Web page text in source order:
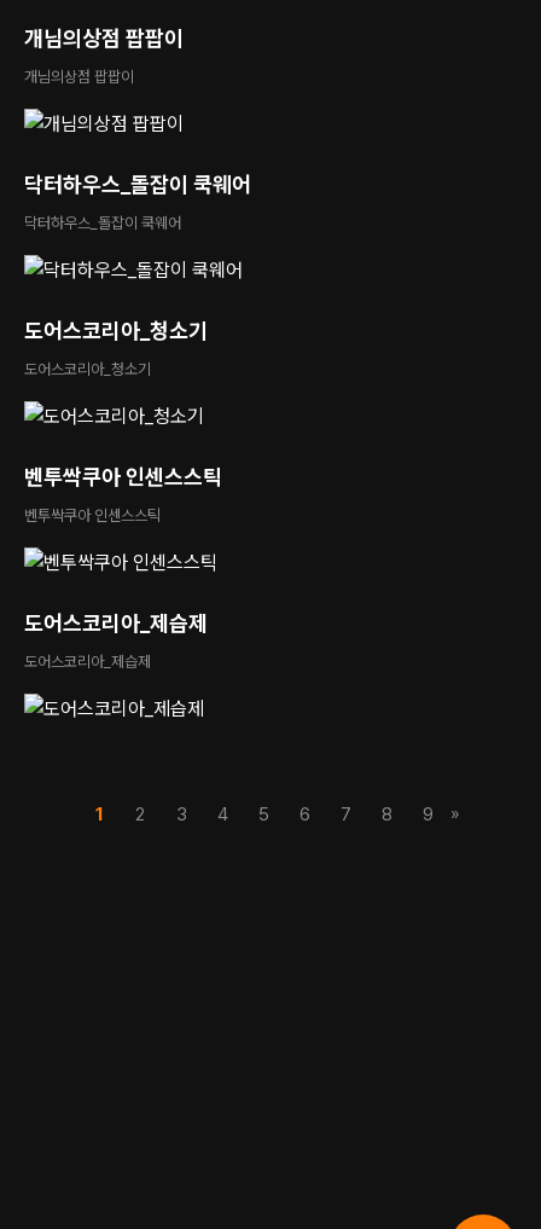
개님의상점 팝팝이
개님의상점 팝팝이
닥터하우스_돌잡이 쿡웨어
닥터하우스_돌잡이 쿡웨어
도어스코리아_청소기
도어스코리아_청소기
벤투싹쿠아 인센스스틱
벤투싹쿠아 인센스스틱
도어스코리아_제습제
도어스코리아_제습제
1 2 3 4 5 6 7 8 9 »